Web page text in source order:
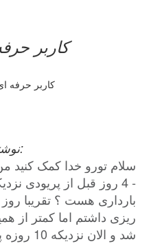
کاربر
wetdrean نوشته است:
- 4 روز قبل از پریودی
بارداری هست ؟ تقریبا
ریزی داشتم اما کمتر از
شد و الان نزدیکه 10 روزه پریود نشدم